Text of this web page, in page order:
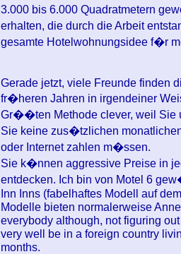
3.000 bis 6.000 Quadratmetern
erhalten, die durch die Arbeit
gesamte Hotelwohnungsidee f�r
Gerade jetzt, viele Freunde finden
fr�heren Jahren in irgendeiner
Gr��ten Methode clever, weil Sie
Sie keine zus�tzlichen
oder Internet zahlen m�ssen.
Sie k�nnen aggressive Preise in
entdecken. Ich bin von Motel 6
Inn Inns (fabelhaftes Modell auf
Modelle bieten normalerweise
everybody although, not figuring
very well be in a foreign country
months.